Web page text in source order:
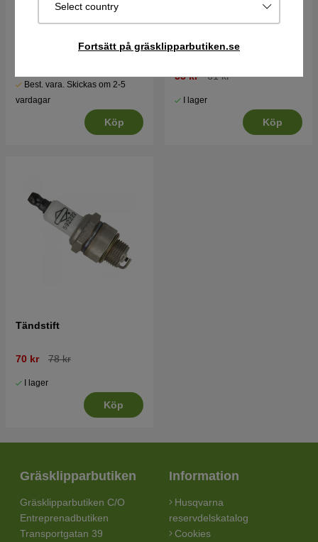
Select country
Fortsätt på gräsklipparbutiken.se
Briggs & Stratton motor
15.5hk Intek I/C
Best. vara. Skickas om 2-5
vardagar
Köp
Luftfilter Briggs Stratton
272235
55 kr 61 kr
I lager
Köp
Tändstift
70 kr 78 kr
I lager
Köp
Gräsklipparbutiken
Gräsklipparbutiken C/O
Entreprenadbutiken
Transportgatan 39
Information
Husqvarna
reservdelskatalog
Cookies